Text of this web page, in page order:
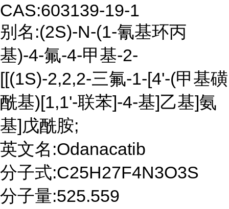
CAS:603139-19-1
别名:(2S)-N-(1-氰基环丙
基)-4-氟-4-甲基-2-
[[(1S)-2,2,2-三氟-1-[4'-(甲基磺
酰基)[1,1'-联苯]-4-基]乙基]氨
基]戊酰胺;
英文名:Odanacatib
分子式:C25H27F4N3O3S
分子量:525.559